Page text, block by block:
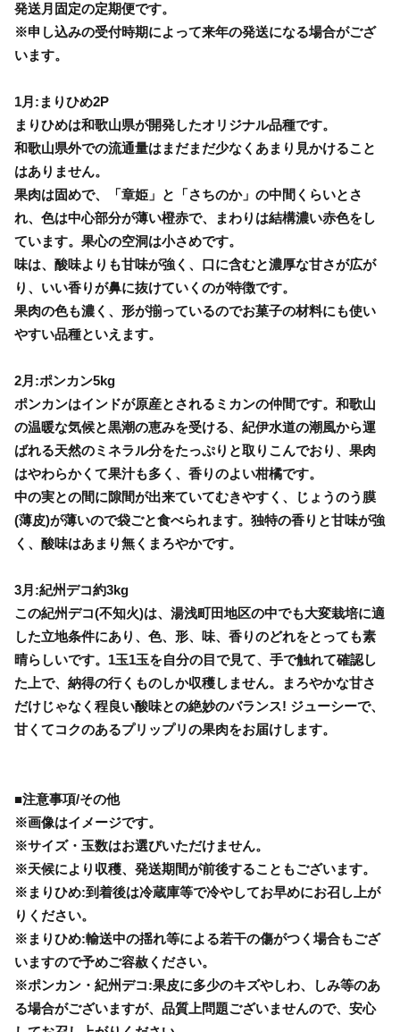
発送月固定の定期便です。
※申し込みの受付時期によって来年の発送になる場合がござ
います。
1月:まりひめ2P
まりひめは和歌山県が開発したオリジナル品種です。
和歌山県外での流通量はまだまだ少なくあまり見かけること
はありません。
果肉は固めで、「章姫」と「さちのか」の中間くらいとさ
れ、色は中心部分が薄い橙赤で、まわりは結構濃い赤色をし
ています。果心の空洞は小さめです。
味は、酸味よりも甘味が強く、口に含むと濃厚な甘さが広が
り、いい香りが鼻に抜けていくのが特徴です。
果肉の色も濃く、形が揃っているのでお菓子の材料にも使い
やすい品種といえます。
2月:ポンカン5kg
ポンカンはインドが原産とされるミカンの仲間です。和歌山
の温暖な気候と黒潮の恵みを受ける、紀伊水道の潮風から運
ばれる天然のミネラル分をたっぷりと取りこんでおり、果肉
はやわらかくて果汁も多く、香りのよい柑橘です。
中の実との間に隙間が出来ていてむきやすく、じょうのう膜
(薄皮)が薄いので袋ごと食べられます。独特の香りと甘味が強
く、酸味はあまり無くまろやかです。
3月:紀州デコ約3kg
この紀州デコ(不知火)は、湯浅町田地区の中でも大変栽培に適
した立地条件にあり、色、形、味、香りのどれをとっても素
晴らしいです。1玉1玉を自分の目で見て、手で触れて確認し
た上で、納得の行くものしか収穫しません。まろやかな甘さ
だけじゃなく程良い酸味との絶妙のバランス! ジューシーで、
甘くてコクのあるプリップリの果肉をお届けします。
■注意事項/その他
※画像はイメージです。
※サイズ・玉数はお選びいただけません。
※天候により収穫、発送期間が前後することもございます。
※まりひめ:到着後は冷蔵庫等で冷やしてお早めにお召し上が
りください。
※まりひめ:輸送中の揺れ等による若干の傷がつく場合もござ
いますので予めご容赦ください。
※ポンカン・紀州デコ:果皮に多少のキズやしわ、しみ等のあ
る場合がございますが、品質上問題ございませんので、安心